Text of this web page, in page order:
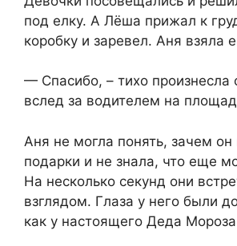
под елку. А Лёша прижал к
коробку и заревел. Аня взяла
— Спасибо, – тихо произнесла
вслед за водителем на
Аня не могла понять, зачем он
подарки и не знала, что еще
На несколько секунд они
взглядом. Глаза у него были
как у настоящего Деда